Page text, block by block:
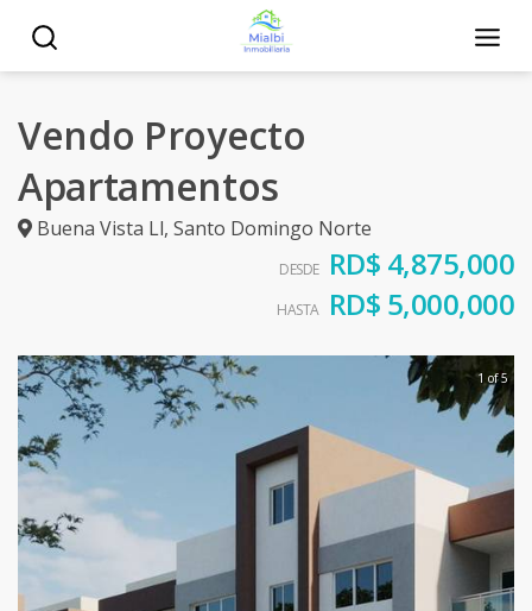
Vendo Proyecto
Apartamentos
Buena Vista Ll, Santo Domingo Norte
DESDE RD$ 4,875,000
HASTA RD$ 5,000,000
1 of 5